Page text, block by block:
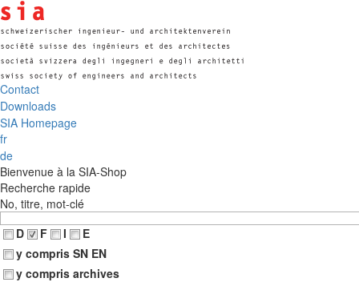
Contact
Downloads
SIA Homepage
fr
de
Bienvenue à la SIA-Shop
Recherche rapide
No, titre, mot-clé
D
F I
E
y compris SN EN
y compris archives